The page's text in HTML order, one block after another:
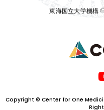
東海国立大学機構
Copyright © Center for One